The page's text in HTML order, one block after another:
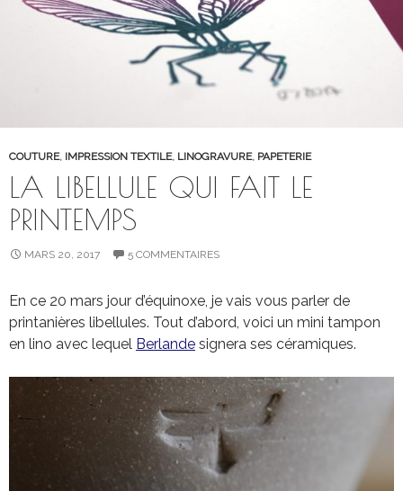
COUTURE, IMPRESSION TEXTILE, LINOGRAVURE, PAPETERIE
LA LIBELLULE QUI FAIT LE
PRINTEMPS
MARS 20, 2017 5 COMMENTAIRES
En ce 20 mars jour d’équinoxe, je vais vous parler de
printanières libellules. Tout d’abord, voici un mini tampon
en lino avec lequel Berlande signera ses céramiques.